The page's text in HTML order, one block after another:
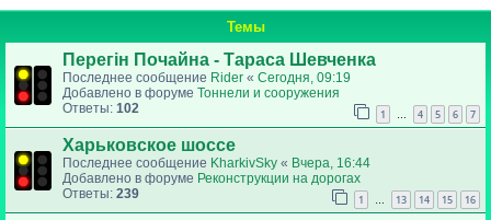
Темы
Перегін Почайна - Тараса Шевченка
Последнее сообщение Rider « Сегодня, 09:19
Добавлено в форуме Тоннели и сооружения
Ответы: 102 1 … 4 5 6 7
Харьковское шоссе
Последнее сообщение KharkivSky « Вчера, 16:44
Добавлено в форуме Реконструкции на дорогах
Ответы: 239 1 … 13 14 15 16